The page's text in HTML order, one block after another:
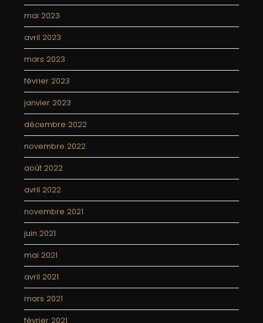
mai 2023
avril 2023
mars 2023
février 2023
janvier 2023
décembre 2022
novembre 2022
août 2022
avril 2022
novembre 2021
juin 2021
mai 2021
avril 2021
mars 2021
février 2021